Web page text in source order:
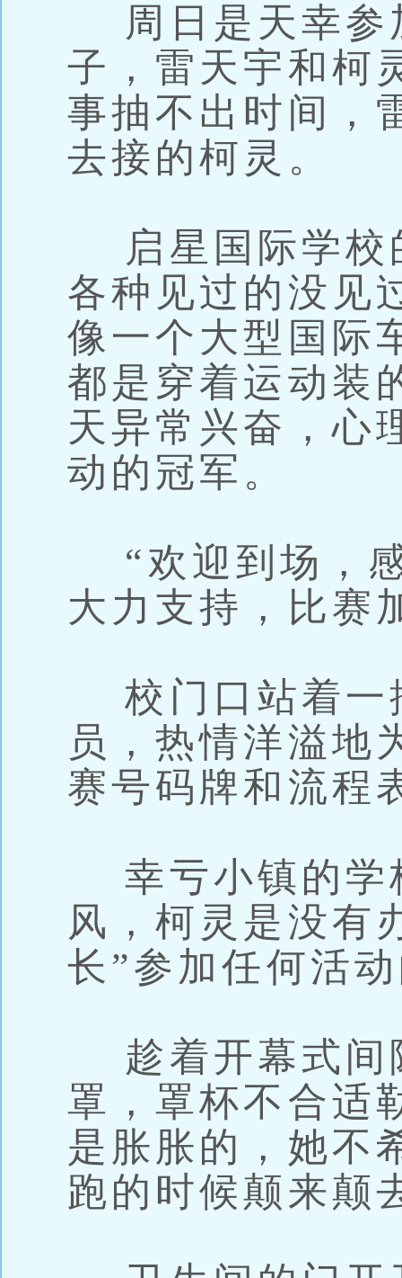
周日是天幸参
子，雷天宇和柯
事抽不出时间，
去接的柯灵。
启星国际学校
各种见过的没见
像一个大型国际
都是穿着运动装
天异常兴奋，心
动的冠军。
“欢迎到场，
大力支持，比赛
校门口站着一
员，热情洋溢地
赛号码牌和流程
幸亏小镇的学
风，柯灵是没有
长”参加任何活
趁着开幕式间
罩，罩杯不合适
是胀胀的，她不
跑的时候颠来颠